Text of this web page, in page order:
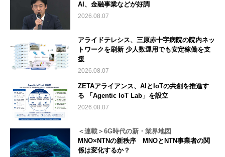
AI、金融事業などが好調
2026.08.07
アライドテレシス、三原赤十字病院の院内ネッ
トワークを刷新 少人数運用でも安定稼働を支
援
2026.08.07
ZETAアライアンス、AIとIoTの共創を推進す
る 「Agentic IoT Lab」を設立
2026.08.07
＜連載＞6G時代の新・業界地図
MNO×NTNの新秩序 MNOとNTN事業者の関
係は変化するか？